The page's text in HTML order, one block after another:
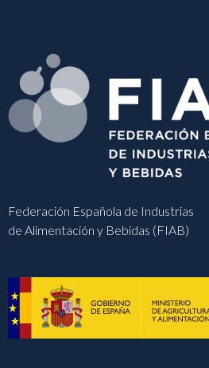
Federación Española de Industrias
de Alimentación y Bebidas (FIAB)